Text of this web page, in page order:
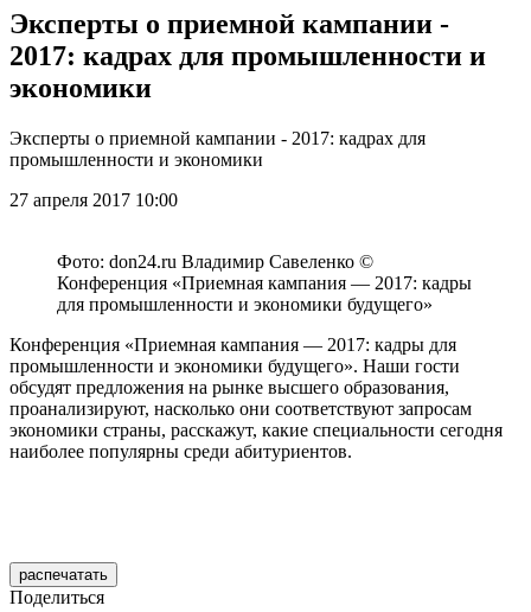
Эксперты о приемной кампании -
2017: кадрах для промышленности и
экономики
Эксперты о приемной кампании - 2017: кадрах для
промышленности и экономики
27 апреля 2017 10:00
Фото: don24.ru Владимир Савеленко ©
Конференция «Приемная кампания — 2017: кадры
для промышленности и экономики будущего»
Конференция «Приемная кампания — 2017: кадры для
промышленности и экономики будущего». Наши гости
обсудят предложения на рынке высшего образования,
проанализируют, насколько они соответствуют запросам
экономики страны, расскажут, какие специальности сегодня
наиболее популярны среди абитуриентов.
распечатать
Поделиться